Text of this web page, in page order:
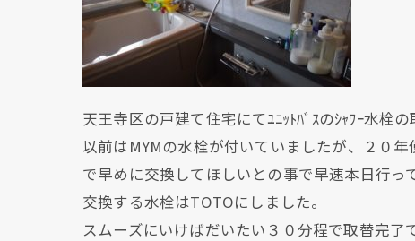
天王寺区の戸建て住宅にてﾕﾆｯﾄﾊﾞｽのｼｬﾜｰ水栓の
以前はMYMの水栓が付いていましたが、２０
で早めに交換してほしいとの事で早速本日行っ
交換する水栓はTOTOにしました。
スムーズにいけばだいたい３０分程で取替完了で